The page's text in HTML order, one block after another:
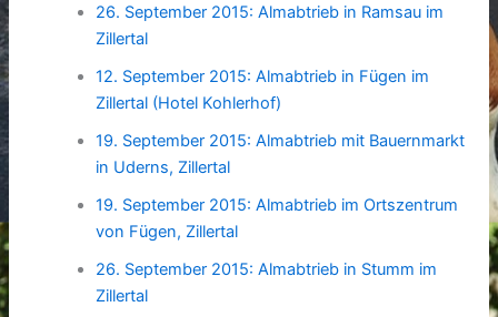
26. September 2015: Almabtrieb in Ramsau im
Zillertal
12. September 2015: Almabtrieb in Fügen im
Zillertal (Hotel Kohlerhof)
19. September 2015: Almabtrieb mit Bauernmarkt
in Uderns, Zillertal
19. September 2015: Almabtrieb im Ortszentrum
von Fügen, Zillertal
26. September 2015: Almabtrieb in Stumm im
Zillertal